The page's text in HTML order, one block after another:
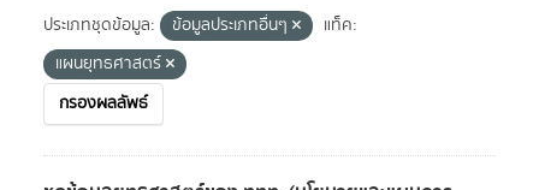
ประเภทชุดข้อมูล: ข้อมูลประเภทอื่นๆ
แท็ค:
แผนยุทธศาสตร์
กรองผลลัพธ์